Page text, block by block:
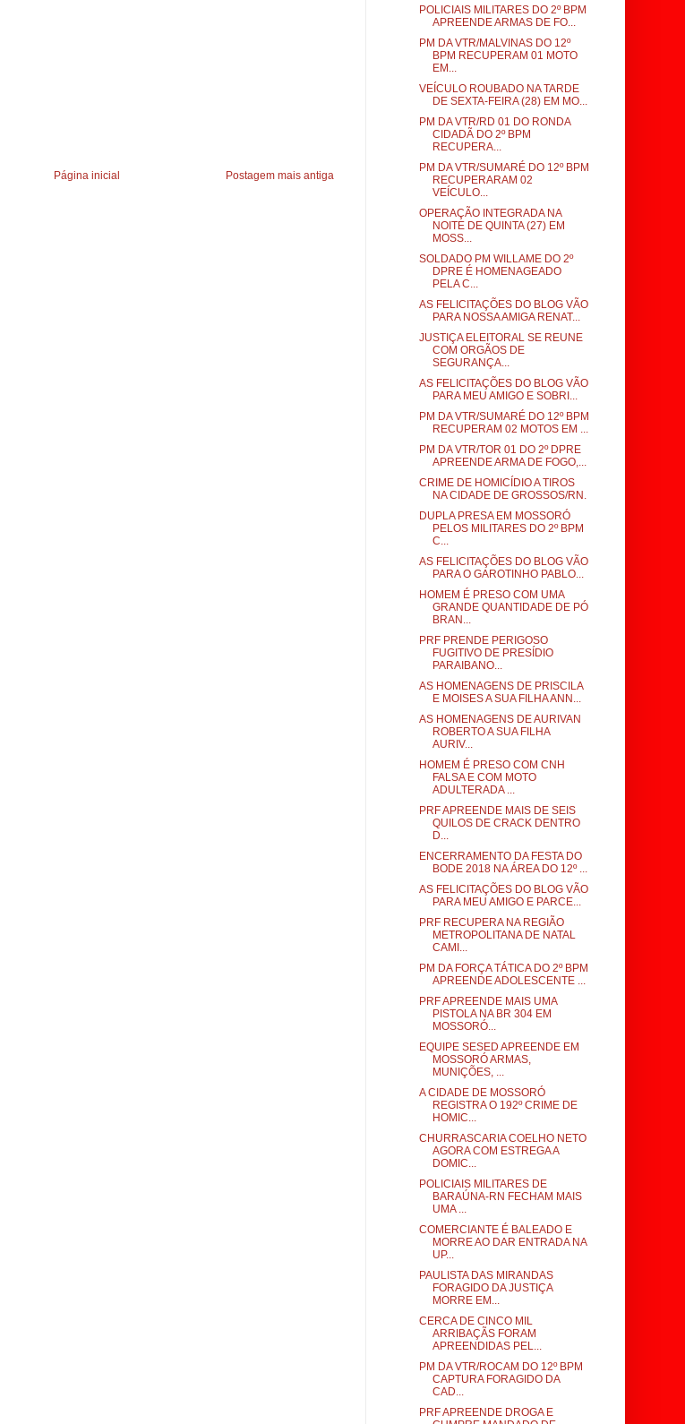
Postagem mais antiga
Página inicial
POLICIAIS MILITARES DO 2º BPM
APREENDE ARMAS DE FO...
PM DA VTR/MALVINAS DO 12º
BPM RECUPERAM 01 MOTO
EM...
VEÍCULO ROUBADO NA TARDE
DE SEXTA-FEIRA (28) EM MO...
PM DA VTR/RD 01 DO RONDA
CIDADÃ DO 2º BPM
RECUPERA...
PM DA VTR/SUMARÉ DO 12º BPM
RECUPERARAM 02
VEÍCULO...
OPERAÇÃO INTEGRADA NA
NOITE DE QUINTA (27) EM
MOSS...
SOLDADO PM WILLAME DO 2º
DPRE É HOMENAGEADO
PELA C...
AS FELICITAÇÕES DO BLOG VÃO
PARA NOSSA AMIGA RENAT...
JUSTIÇA ELEITORAL SE REUNE
COM ORGÃOS DE
SEGURANÇA...
AS FELICITAÇÕES DO BLOG VÃO
PARA MEU AMIGO E SOBRI...
PM DA VTR/SUMARÉ DO 12º BPM
RECUPERAM 02 MOTOS EM ...
PM DA VTR/TOR 01 DO 2º DPRE
APREENDE ARMA DE FOGO,...
CRIME DE HOMICÍDIO A TIROS
NA CIDADE DE GROSSOS/RN.
DUPLA PRESA EM MOSSORÓ
PELOS MILITARES DO 2º BPM
C...
AS FELICITAÇÕES DO BLOG VÃO
PARA O GAROTINHO PABLO...
HOMEM É PRESO COM UMA
GRANDE QUANTIDADE DE PÓ
BRAN...
PRF PRENDE PERIGOSO
FUGITIVO DE PRESÍDIO
PARAIBANO...
AS HOMENAGENS DE PRISCILA
E MOISES A SUA FILHA ANN...
AS HOMENAGENS DE AURIVAN
ROBERTO A SUA FILHA
AURIV...
HOMEM É PRESO COM CNH
FALSA E COM MOTO
ADULTERADA ...
PRF APREENDE MAIS DE SEIS
QUILOS DE CRACK DENTRO
D...
ENCERRAMENTO DA FESTA DO
BODE 2018 NA ÁREA DO 12º ...
AS FELICITAÇÕES DO BLOG VÃO
PARA MEU AMIGO E PARCE...
PRF RECUPERA NA REGIÃO
METROPOLITANA DE NATAL
CAMI...
PM DA FORÇA TÁTICA DO 2º BPM
APREENDE ADOLESCENTE ...
PRF APREENDE MAIS UMA
PISTOLA NA BR 304 EM
MOSSORÓ...
EQUIPE SESED APREENDE EM
MOSSORÓ ARMAS,
MUNIÇÕES, ...
A CIDADE DE MOSSORÓ
REGISTRA O 192º CRIME DE
HOMIC...
CHURRASCARIA COELHO NETO
AGORA COM ESTREGA A
DOMIC...
POLICIAIS MILITARES DE
BARAÚNA-RN FECHAM MAIS
UMA ...
COMERCIANTE É BALEADO E
MORRE AO DAR ENTRADA NA
UP...
PAULISTA DAS MIRANDAS
FORAGIDO DA JUSTIÇA
MORRE EM...
CERCA DE CINCO MIL
ARRIBAÇÃS FORAM
APREENDIDAS PEL...
PM DA VTR/ROCAM DO 12º BPM
CAPTURA FORAGIDO DA
CAD...
PRF APREENDE DROGA E